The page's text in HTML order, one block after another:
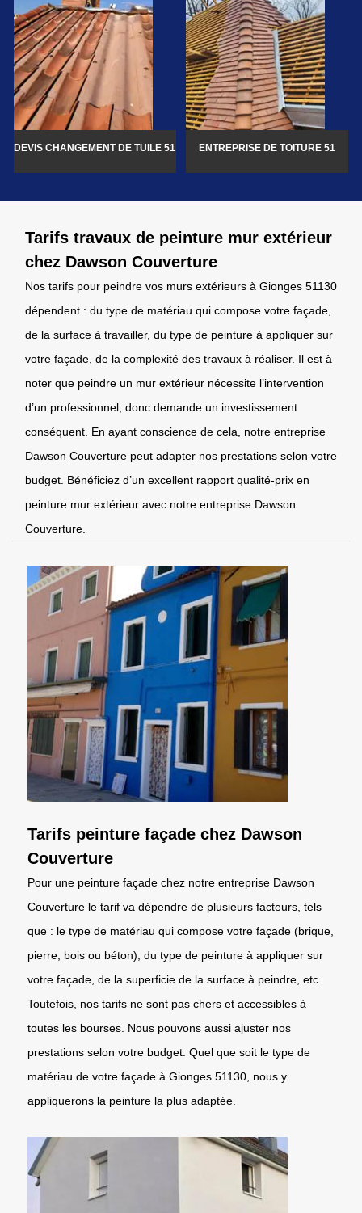
DEVIS CHANGEMENT DE TUILE 51 ENTREPRISE DE TOITURE 51
Tarifs travaux de peinture mur extérieur
chez Dawson Couverture
Nos tarifs pour peindre vos murs extérieurs à Gionges 51130
dépendent : du type de matériau qui compose votre façade,
de la surface à travailler, du type de peinture à appliquer sur
votre façade, de la complexité des travaux à réaliser. Il est à
noter que peindre un mur extérieur nécessite l’intervention
d’un professionnel, donc demande un investissement
conséquent. En ayant conscience de cela, notre entreprise
Dawson Couverture peut adapter nos prestations selon votre
budget. Bénéficiez d’un excellent rapport qualité-prix en
peinture mur extérieur avec notre entreprise Dawson
Couverture.
Tarifs peinture façade chez Dawson
Couverture
Pour une peinture façade chez notre entreprise Dawson
Couverture le tarif va dépendre de plusieurs facteurs, tels
que : le type de matériau qui compose votre façade (brique,
pierre, bois ou béton), du type de peinture à appliquer sur
votre façade, de la superficie de la surface à peindre, etc.
Toutefois, nos tarifs ne sont pas chers et accessibles à
toutes les bourses. Nous pouvons aussi ajuster nos
prestations selon votre budget. Quel que soit le type de
matériau de votre façade à Gionges 51130, nous y
appliquerons la peinture la plus adaptée.